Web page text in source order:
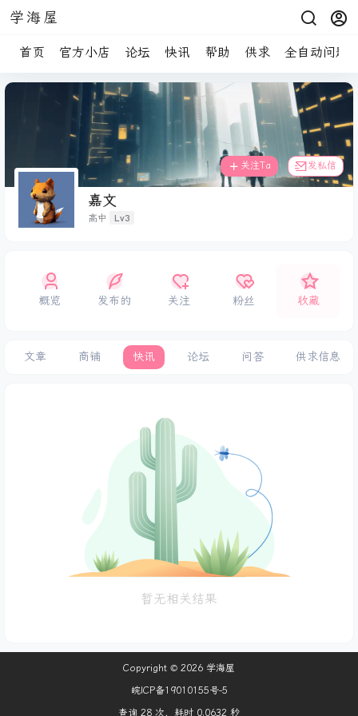
学海屋
首页 官方小店 论坛 快讯 帮助 供求 全自动问题
嘉文
高中 Lv3
关注Ta 发私信
概览 发布的 关注 粉丝 收藏
文章 商铺 快讯 论坛 问答 供求信息
暂无相关结果
Copyright © 2026 学海屋
皖ICP备19010155号-5
查询 28 次，耗时 0.0632 秒